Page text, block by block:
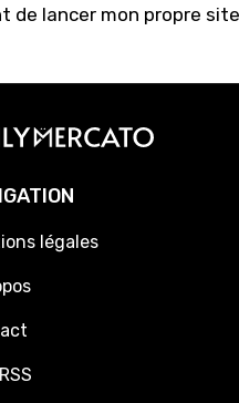
de lancer mon propre
légales